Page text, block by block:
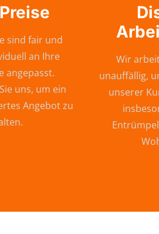
sind fair und
an Ihre
angepasst.
uns, um ein
Angebot zu
Wir
unauffällig,
unserer